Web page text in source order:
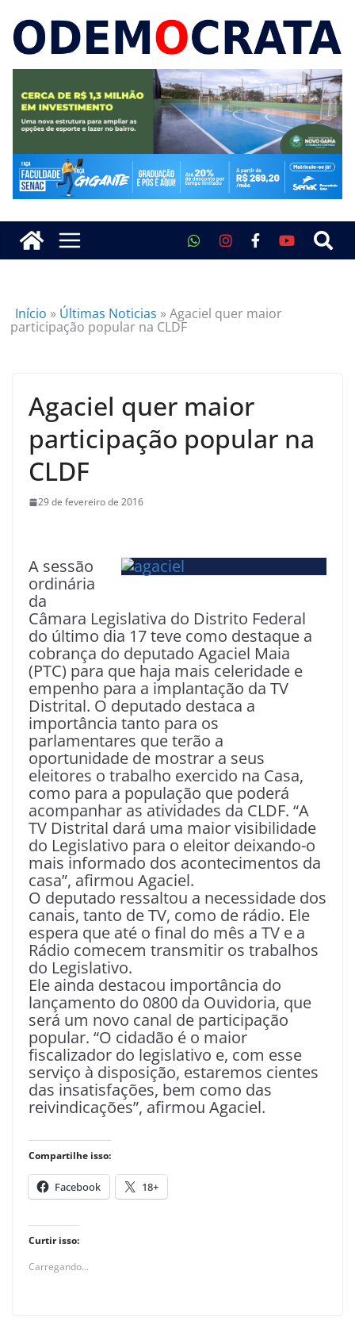
Início » Últimas Noticias »Agaciel quer maior
participação popular na CLDF
Agaciel quer maior
participação popular na
CLDF
29 de fevereiro de 2016
A sessão
ordinária
da
Câmara Legislativa do Distrito Federal
do último dia 17 teve como destaque a
cobrança do deputado Agaciel Maia
(PTC) para que haja mais celeridade e
empenho para a implantação da TV
Distrital. O deputado destaca a
importância tanto para os
parlamentares que terão a
oportunidade de mostrar a seus
eleitores o trabalho exercido na Casa,
como para a população que poderá
acompanhar as atividades da CLDF. “A
TV Distrital dará uma maior visibilidade
do Legislativo para o eleitor deixando-o
mais informado dos acontecimentos da
casa”, afirmou Agaciel.
O deputado ressaltou a necessidade dos
canais, tanto de TV, como de rádio. Ele
espera que até o final do mês a TV e a
Rádio comecem transmitir os trabalhos
do Legislativo.
Ele ainda destacou importância do
lançamento do 0800 da Ouvidoria, que
será um novo canal de participação
popular. “O cidadão é o maior
fiscalizador do legislativo e, com esse
serviço à disposição, estaremos cientes
das insatisfações, bem como das
reivindicações”, afirmou Agaciel.
Compartilhe isso:
Facebook 18+
Curtir isso:
Carregando...